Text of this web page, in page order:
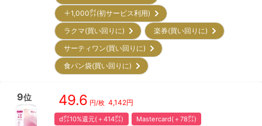
＋1,000㌽(初サービス利用)
ラクマ(買い回りに)
楽券(買い回りに)
サーティワン(買い回りに)
食パン袋(買い回りに)
9位 49.6 円/枚 4,142円
d㌽10%還元(＋414㌽) Mastercard(＋78㌽)